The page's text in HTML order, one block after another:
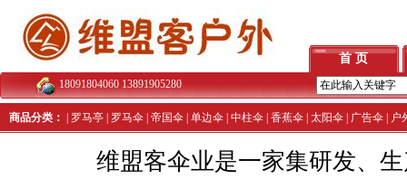
首 页
18091804060 13891905280
商品分类： 罗马亭 罗马伞 帝国伞 单边伞 中柱伞 香蕉伞 太阳伞 广告伞 户
维盟客伞业是一家集研发、